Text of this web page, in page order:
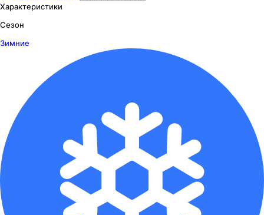
Характеристики
Сезон
Зимние